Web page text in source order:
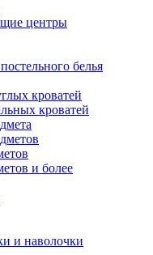
центры
белья
кроватей
кроватей
и более
и наволочки